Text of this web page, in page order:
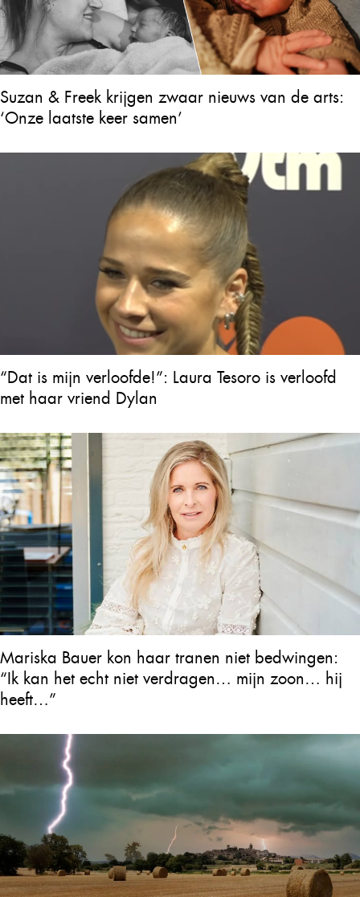
Suzan & Freek krijgen zwaar nieuws van de arts:
‘Onze laatste keer samen’
“Dat is mijn verloofde!”: Laura Tesoro is verloofd
met haar vriend Dylan
Mariska Bauer kon haar tranen niet bedwingen:
“Ik kan het echt niet verdragen… mijn zoon… hij
heeft…”